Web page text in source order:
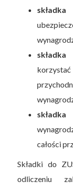
składka
całości
Składki do
odliczeniu